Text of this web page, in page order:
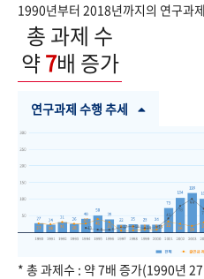
1990년부터 2018년까지의 연구과
총 과제 수
약7배 증가
연구과제 수행 추세
* 총 과제수 : 약 7배 증가(1990년